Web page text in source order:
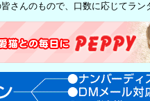
さんのもので、口数に応じてラ